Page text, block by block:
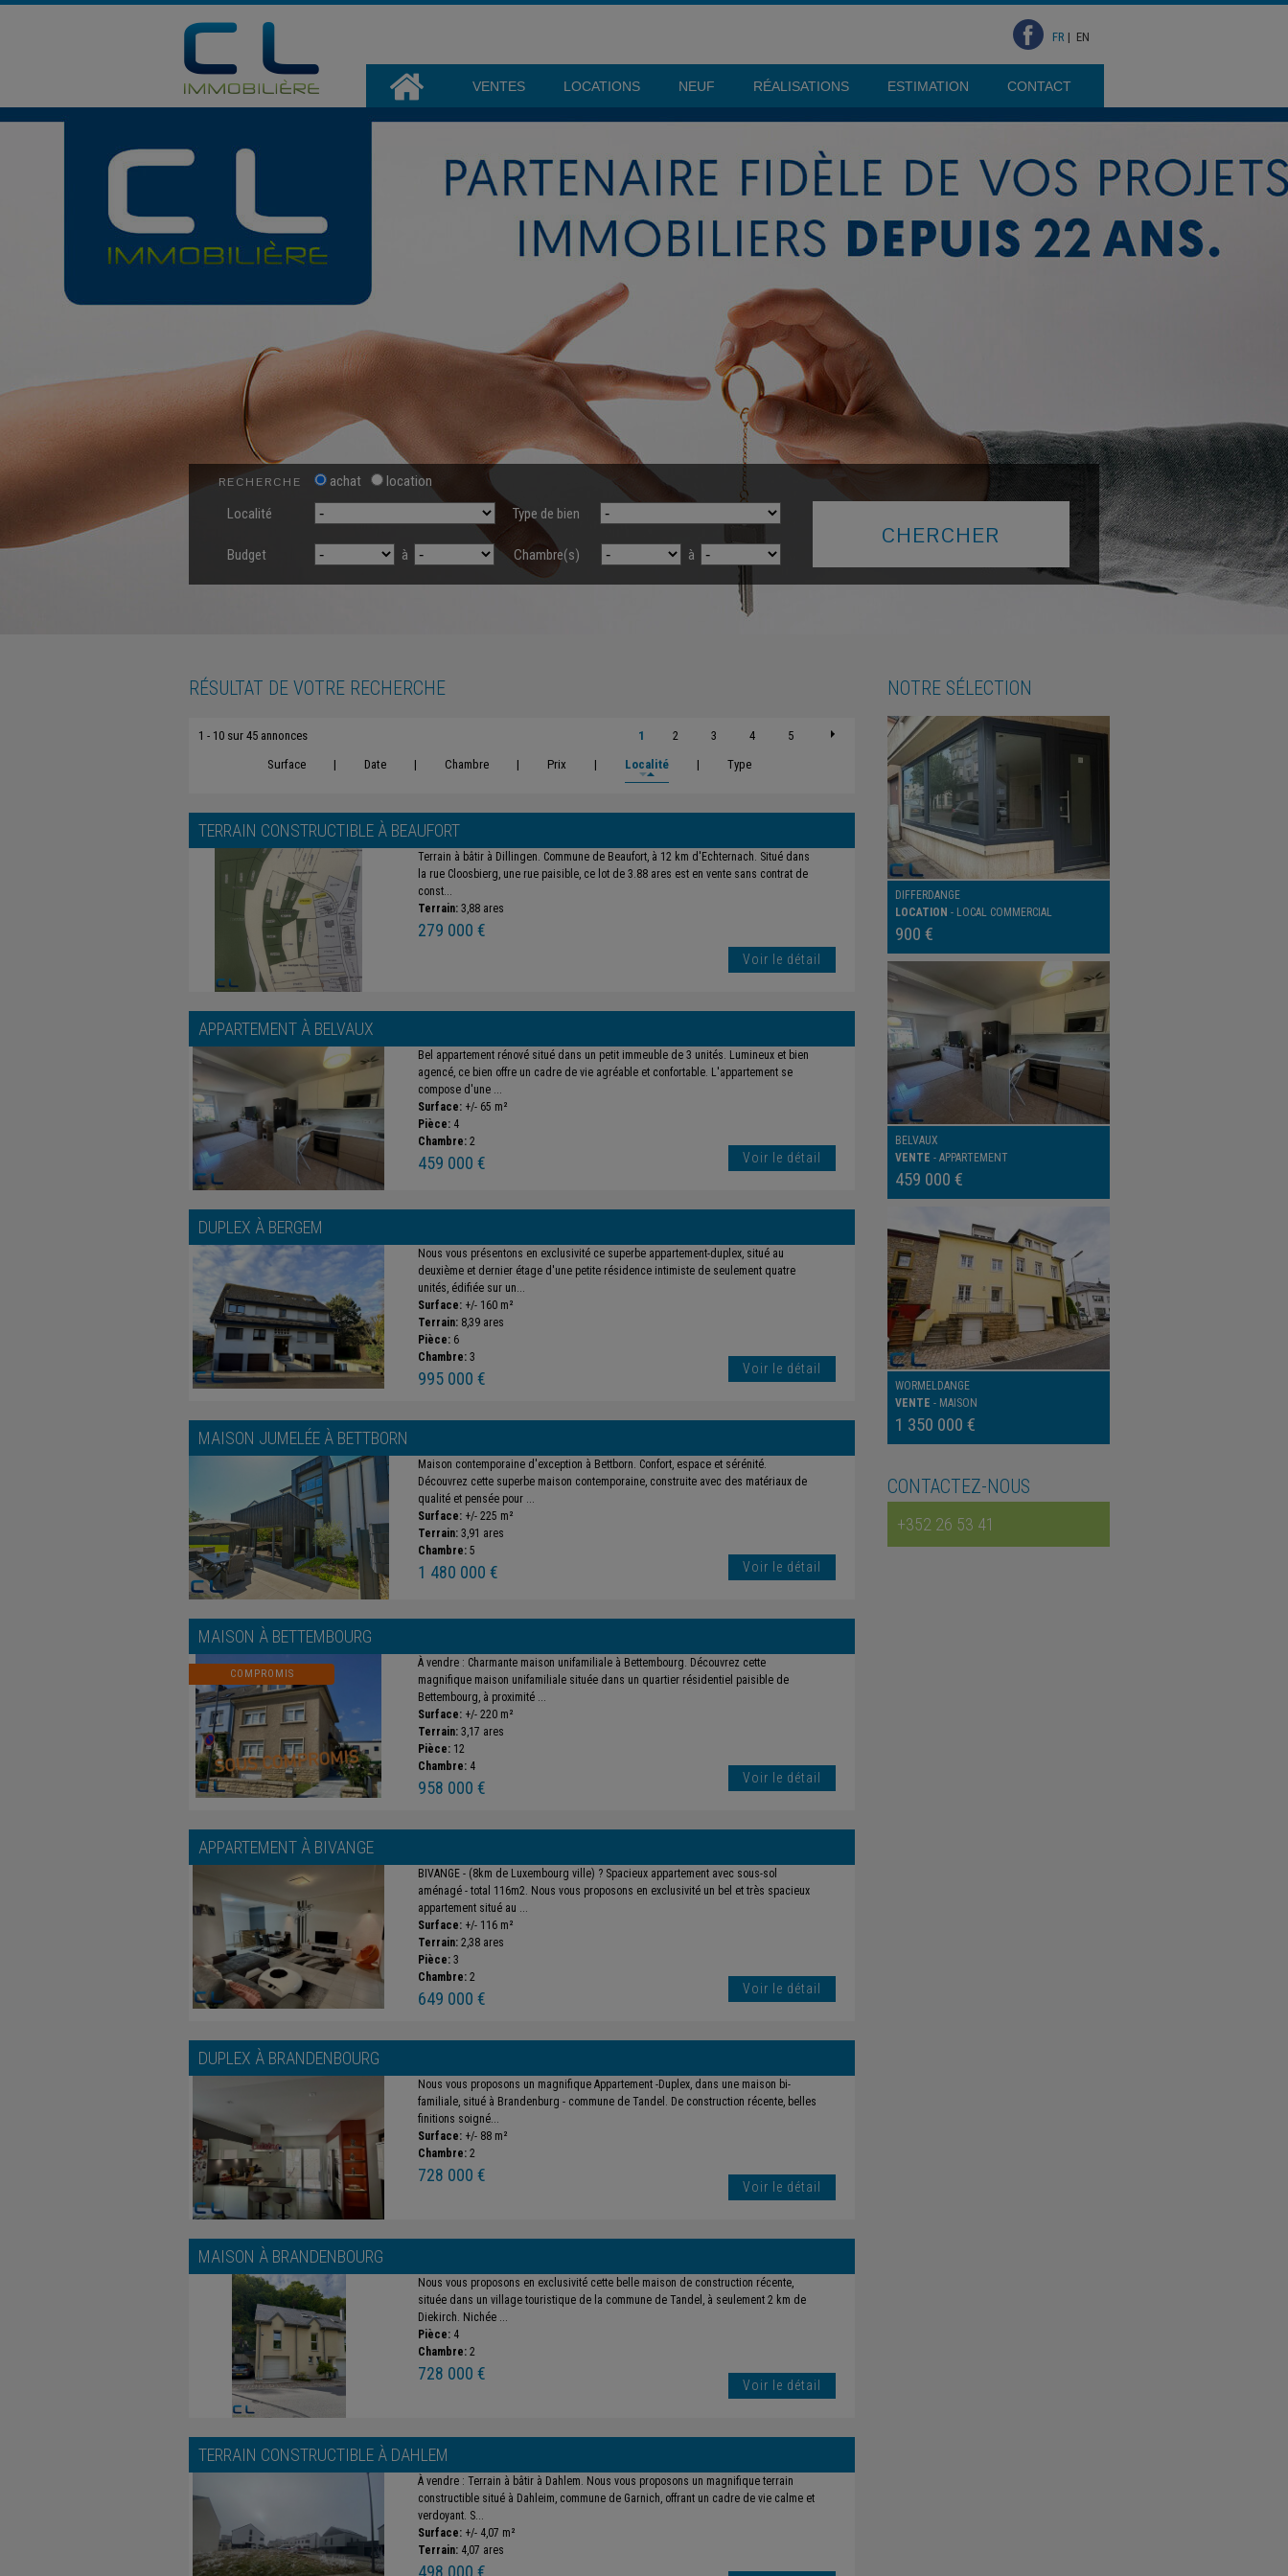
FR | EN
VENTES LOCATIONS NEUF RÉALISATIONS ESTIMATION CONTACT
RECHERCHE achat
location
Localité
Type de bien
Budget à Chambre(s) à
RÉSULTAT DE VOTRE RECHERCHE
1 - 10 sur 45 annonces 1 2 3 4
5
Surface
| Date | Chambre | Prix | Localité | Type
TERRAIN CONSTRUCTIBLE À BEAUFORT
Terrain à bâtir à Dillingen. Commune de Beaufort, à 12 km d'Echternach. Situé dans
la rue Cloosbierg, une rue paisible, ce lot de 3.88 ares est en vente sans contrat de
const...
Terrain: 3,88 ares
279 000 €
Voir le détail
APPARTEMENT À BELVAUX
Bel appartement rénové situé dans un petit immeuble de 3 unités. Lumineux et bien
agencé, ce bien offre un cadre de vie agréable et confortable. L'appartement se
compose d'une ...
Surface: +/- 65 m²
Pièce: 4
Chambre: 2
459 000 € Voir le détail
DUPLEX À BERGEM
Nous vous présentons en exclusivité ce superbe appartement-duplex, situé au
deuxième et dernier étage d'une petite résidence intimiste de seulement quatre
unités, édifiée sur un...
Surface: +/- 160 m²
Terrain: 8,39 ares
Pièce: 6
Chambre: 3
995 000 € Voir le détail
MAISON JUMELÉE À BETTBORN
Maison contemporaine d'exception à Bettborn. Confort, espace et sérénité.
Découvrez cette superbe maison contemporaine, construite avec des matériaux de
qualité et pensée pour ...
Surface: +/- 225 m²
Terrain: 3,91 ares
Chambre: 5
1 480 000 € Voir le détail
MAISON À BETTEMBOURG
COMPROMIS
À vendre : Charmante maison unifamiliale à Bettembourg. Découvrez cette
magnifique maison unifamiliale située dans un quartier résidentiel paisible de
Bettembourg, à proximité ...
Surface: +/- 220 m²
Terrain: 3,17 ares
Pièce: 12
Chambre: 4
958 000 € Voir le détail
APPARTEMENT À BIVANGE
BIVANGE - (8km de Luxembourg ville) ? Spacieux appartement avec sous-sol
aménagé - total 116m2. Nous vous proposons en exclusivité un bel et très spacieux
appartement situé au ...
Surface: +/- 116 m²
Terrain: 2,38 ares
Pièce: 3
Chambre: 2
649 000 € Voir le détail
DUPLEX À BRANDENBOURG
Nous vous proposons un magnifique Appartement -Duplex, dans une maison bi-
familiale, situé à Brandenburg - commune de Tandel. De construction récente, belles
finitions soigné...
Surface: +/- 88 m²
Chambre: 2
728 000 €
Voir le détail
MAISON À BRANDENBOURG
Nous vous proposons en exclusivité cette belle maison de construction récente,
située dans un village touristique de la commune de Tandel, à seulement 2 km de
Diekirch. Nichée ...
Pièce: 4
Chambre: 2
728 000 €
Voir le détail
TERRAIN CONSTRUCTIBLE À DAHLEM
À vendre : Terrain à bâtir à Dahlem. Nous vous proposons un magnifique terrain
constructible situé à Dahleim, commune de Garnich, offrant un cadre de vie calme et
verdoyant. S...
Surface: +/- 4,07 m²
Terrain: 4,07 ares
498 000 €
NOTRE SÉLECTION
DIFFERDANGE
LOCATION - LOCAL COMMERCIAL
900 €
BELVAUX
VENTE - APPARTEMENT
459 000 €
WORMELDANGE
VENTE - MAISON
1 350 000 €
CONTACTEZ-NOUS
+352 26 53 41